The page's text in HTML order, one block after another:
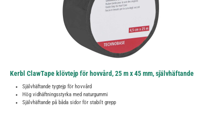
Kerbl ClawTape klövtejp för hovvård, 25 m x 45 mm, självhäftande
Självhäftande tygtejp för hovvård
Hög vidhäftningsstyrka med naturgummi
Självhäftande på båda sidor för stabilt grepp